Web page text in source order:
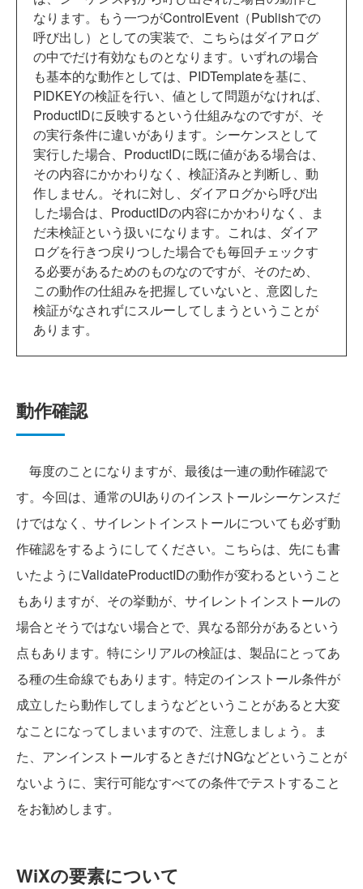
なります。もう一つがControlEvent（Publishでの
呼び出し）としての実装で、こちらはダイアログ
の中でだけ有効なものとなります。いずれの場合
も基本的な動作としては、PIDTemplateを基に、
PIDKEYの検証を行い、値として問題がなければ、
ProductIDに反映するという仕組みなのですが、そ
の実行条件に違いがあります。シーケンスとして
実行した場合、ProductIDに既に値がある場合は、
その内容にかかわりなく、検証済みと判断し、動
作しません。それに対し、ダイアログから呼び出
した場合は、ProductIDの内容にかかわりなく、ま
だ未検証という扱いになります。これは、ダイア
ログを行きつ戻りつした場合でも毎回チェックす
る必要があるためのものなのですが、そのため、
この動作の仕組みを把握していないと、意図した
検証がなされずにスルーしてしまうということが
あります。
動作確認
毎度のことになりますが、最後は一連の動作確認で
す。今回は、通常のUIありのインストールシーケンスだ
けではなく、サイレントインストールについても必ず動
作確認をするようにしてください。こちらは、先にも書
いたようにValidateProductIDの動作が変わるということ
もありますが、その挙動が、サイレントインストールの
場合とそうではない場合とで、異なる部分があるという
点もあります。特にシリアルの検証は、製品にとってあ
る種の生命線でもあります。特定のインストール条件が
成立したら動作してしまうなどということがあると大変
なことになってしまいますので、注意しましょう。ま
た、アンインストールするときだけNGなどということが
ないように、実行可能なすべての条件でテストすること
をお勧めします。
WiXの要素について